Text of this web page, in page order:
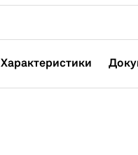
Характеристики